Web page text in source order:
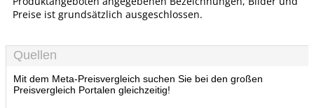
Preise ist grundsätzlich ausgeschlossen.
Quellen
Mit dem Meta-Preisvergleich suchen Sie bei den großen
Preisvergleich Portalen gleichzeitig!